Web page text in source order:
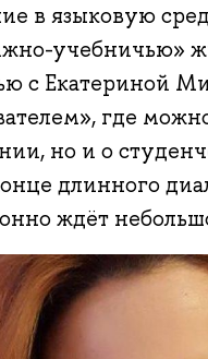
в языковую
учебничью»
с Екатериной
где
но и о
длинного
ждёт